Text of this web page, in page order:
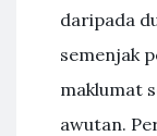
daripada
semenjak
maklumat
awutan.